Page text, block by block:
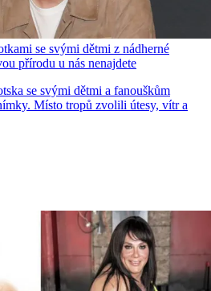
se svými dětmi z nádherné
přírodu u nás nenajdete
se svými dětmi a fanouškům
Místo tropů zvolili útesy, vítr a